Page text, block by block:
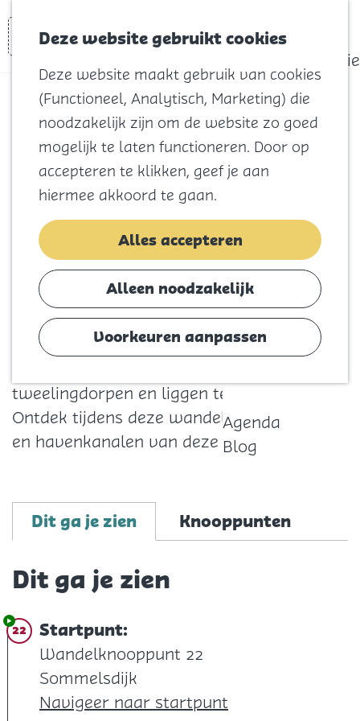
Deze website gebruikt cookies
Deze website maakt gebruik van cookies
(Functioneel, Analytisch, Marketing) die
noodzakelijk zijn om de website zo goed
mogelijk te laten functioneren. Door op
accepteren te klikken, geef je aan
hiermee akkoord te gaan.
Alles accepteren
Alleen noodzakelijk
Voorkeuren aanpassen
Menu
Zoeken
Watersport
Eilandhistorie
Voor kids
Naar het
strand
Natuur
Cultuur en
Winkelen
Koningsdag
Blijf
Eten
Slapen
Agenda
Blog
Wandelroute
Havenkanaal
Sommelsdijk-
Middelharnis
(8,3 km)
Voeg toe als favoriet
tweelingdorpen en liggen tegen elkaar aan.
Ontdek tijdens deze wandeling de havens
en havenkanalen van deze twee dorpen.
Dit ga je zien Knooppunten
Dit ga je zien
22 Startpunt:
Wandelknooppunt 22
Sommelsdijk
Navigeer naar startpunt